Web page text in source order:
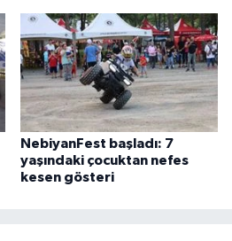
NebiyanFest başladı: 7
yaşındaki çocuktan nefes
kesen gösteri